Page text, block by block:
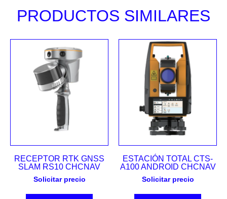
PRODUCTOS SIMILARES
RECEPTOR RTK GNSS
SLAM RS10 CHCNAV
Solicitar precio
ESTACIÓN TOTAL CTS-
A100 ANDROID CHCNAV
Solicitar precio